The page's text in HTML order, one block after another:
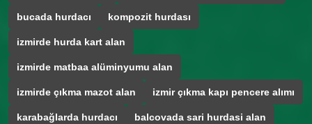
bucada hurdacı kompozit hurdası
izmirde hurda kart alan
izmirde matbaa alüminyumu alan
izmirde çıkma mazot alan izmir çıkma kapı pencere alımı
karabağlarda hurdacı balcovada sari hurdasi alan